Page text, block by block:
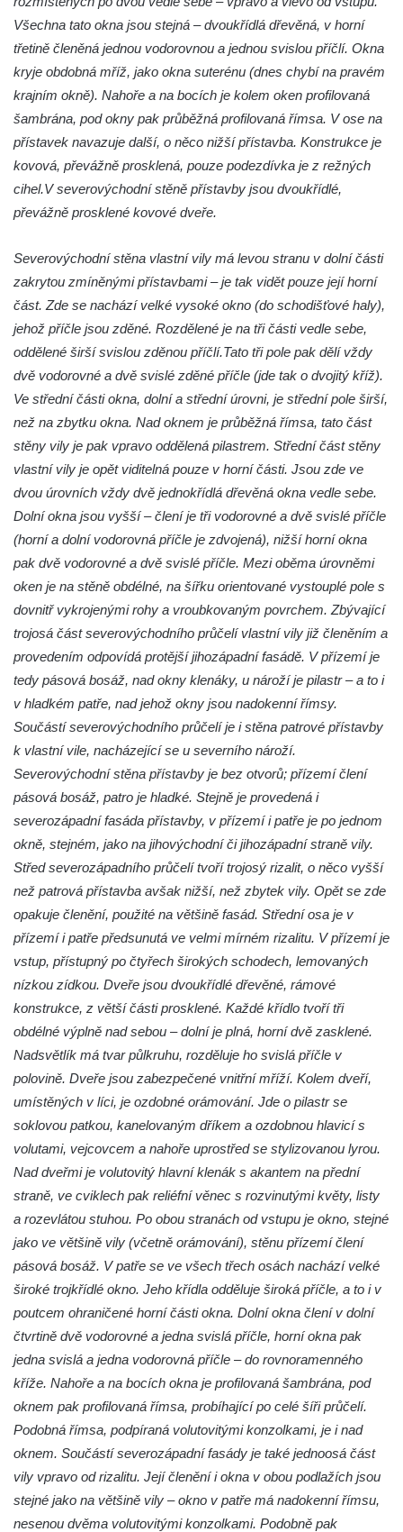
Křečanech
Budova fary ve Starých Křečanech
Skalní sklípky v Dubé (Sadová ulice)
Dům č.p. 208/80 v Dlouhé ulici v Dubé
Dům č.p. 97/85 v Dlouhé ulici v Dubé
Dům č.p. 96/87 v Dlouhé ulici v Dubé
Dům č.p. 91/97 v Dlouhé ulici v Dubé
Dům č.p. 110/94 v Dlouhé ulici v Dubé
Budova fary v Dubé
Největší hedvábná růže světa v Sebnitz
Sušárna chmele v Dubé
Dům čp. 12 na Tyršově náměstí v Cítolibech
Bývalý špitál čp. 60 v Cítolibech
Zemědělský dvůr zvaný Ovčín čp. 26 v
Cítolibech
Bývalý cukrovar Chlumčany
Sluneční hodiny u domu čp. 14 v
Chlumčanech
Dělnický dům ve Veltěži
Památník bývalého nádraží Strupčice
zaniklé místní železniční dráhy Počerady –
Vrskmaň
Fara u kostela svaté Kateřiny Alexandrijské
ve Sloupu v Čechách
Dům č.ev. 124 v Janově-Novém Boru
Viniční dům Kartuziánský lis v Mělníku
Budova kampeličky v Podbradci
Bývalá železniční stanice Horní Jiřetín
Dům čp. 3 na Mírovém náměstí v
Postoloprtech
Budova bývalé restaurace Pod lesem čp.
2119 v Tylově ulici v Litvínově
Rieckenova vila u textilní továrny v Šumné-
Textilní továrna v Šumné-Litvínově
Úpravna vody Bílý potok – Meziboří
Barokní sýpka (bývalá tvrz) v Lišnici
Bývalý statek čp. 14 v centru Polerad
Nádražní budova v Chotyni
Fara u kostela Navštívení Panny Marie v
Lobendavě
Ambity křížové cesty u kostela svatého Jiří
ve Chřibské
Bývalé děkanství u kostela svatého Jiří v
Horním Slavkově
Skalní most Bastei
Egermannův dům čp. 100 v Novém Boru
(Pivovar Born)
Všechna tato okna jsou stejná – dvoukřídlá dřevěná, v horní
třetině členěná jednou vodorovnou a jednou svislou příčlí. Okna
kryje obdobná mříž, jako okna suterénu (dnes chybí na pravém
krajním okně). Nahoře a na bocích je kolem oken profilovaná
šambrána, pod okny pak průběžná profilovaná římsa. V ose na
přístavek navazuje další, o něco nižší přístavba. Konstrukce je
kovová, převážně prosklená, pouze podezdívka je z režných
cihel.V severovýchodní stěně přístavby jsou dvoukřídlé,
převážně prosklené kovové dveře.
Severovýchodní stěna vlastní vily má levou stranu v dolní části
zakrytou zmíněnými přístavbami – je tak vidět pouze její horní
část. Zde se nachází velké vysoké okno (do schodišťové haly),
jehož příčle jsou zděné. Rozdělené je na tři části vedle sebe,
oddělené širší svislou zděnou příčlí.Tato tři pole pak dělí vždy
dvě vodorovné a dvě svislé zděné příčle (jde tak o dvojitý kříž).
Ve střední části okna, dolní a střední úrovni, je střední pole širší,
než na zbytku okna. Nad oknem je průběžná římsa, tato část
stěny vily je pak vpravo oddělená pilastrem. Střední část stěny
vlastní vily je opět viditelná pouze v horní části. Jsou zde ve
dvou úrovních vždy dvě jednokřídlá dřevěná okna vedle sebe.
Dolní okna jsou vyšší – člení je tři vodorovné a dvě svislé příčle
(horní a dolní vodorovná příčle je zdvojená), nižší horní okna
pak dvě vodorovné a dvě svislé příčle. Mezi oběma úrovněmi
oken je na stěně obdélné, na šířku orientované vystouplé pole s
dovnitř vykrojenými rohy a vroubkovaným povrchem. Zbývající
trojosá část severovýchodního průčelí vlastní vily již členěním a
provedením odpovídá protější jihozápadní fasádě. V přízemí je
tedy pásová bosáž, nad okny klenáky, u nároží je pilastr – a to i
v hladkém patře, nad jehož okny jsou nadokenní římsy.
Součástí severovýchodního průčelí je i stěna patrové přístavby
k vlastní vile, nacházející se u severního nároží.
Severovýchodní stěna přístavby je bez otvorů; přízemí člení
pásová bosáž, patro je hladké. Stejně je provedená i
severozápadní fasáda přístavby, v přízemí i patře je po jednom
okně, stejném, jako na jihovýchodní či jihozápadní straně vily.
Střed severozápadního průčelí tvoří trojosý rizalit, o něco vyšší
než patrová přístavba avšak nižší, než zbytek vily. Opět se zde
opakuje členění, použité na většině fasád. Střední osa je v
přízemí i patře předsunutá ve velmi mírném rizalitu. V přízemí je
vstup, přístupný po čtyřech širokých schodech, lemovaných
nízkou zídkou. Dveře jsou dvoukřídlé dřevěné, rámové
konstrukce, z větší části prosklené. Každé křídlo tvoří tři
obdélné výplně nad sebou – dolní je plná, horní dvě zasklené.
Nadsvětlík má tvar půlkruhu, rozděluje ho svislá příčle v
polovině. Dveře jsou zabezpečené vnitřní mříží. Kolem dveří,
umístěných v líci, je ozdobné orámování. Jde o pilastr se
soklovou patkou, kanelovaným dříkem a ozdobnou hlavicí s
volutami, vejcovcem a nahoře uprostřed se stylizovanou lyrou.
Nad dveřmi je volutovitý hlavní klenák s akantem na přední
straně, ve cviklech pak reliéfní věnec s rozvinutými květy, listy
a rozevlátou stuhou. Po obou stranách od vstupu je okno, stejné
jako ve většině vily (včetně orámování), stěnu přízemí člení
pásová bosáž. V patře se ve všech třech osách nachází velké
široké trojkřídlé okno. Jeho křídla odděluje široká příčle, a to i v
poutcem ohraničené horní části okna. Dolní okna člení v dolní
čtvrtině dvě vodorovné a jedna svislá příčle, horní okna pak
jedna svislá a jedna vodorovná příčle – do rovnoramenného
kříže. Nahoře a na bocích okna je profilovaná šambrána, pod
oknem pak profilovaná římsa, probíhající po celé šíři průčelí.
Podobná římsa, podpíraná volutovitými konzolkami, je i nad
oknem. Součástí severozápadní fasády je také jednoosá část
vily vpravo od rizalitu. Její členění i okna v obou podlažích jsou
stejné jako na většině vily – okno v patře má nadokenní římsu,
nesenou dvěma volutovitými konzolkami. Podobně pak